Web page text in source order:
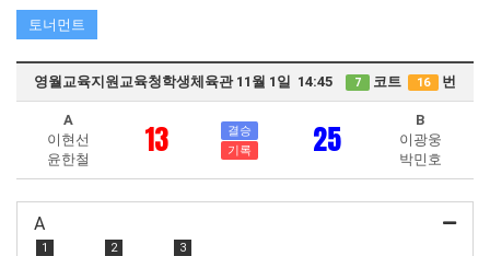
토너먼트
영월교육지원교육청학생체육관 11월 1일 14:45 7 코트 16 번
A
이현선
윤한철
13
결승
기록
25
B
이광웅
박민호
A
1 2 3